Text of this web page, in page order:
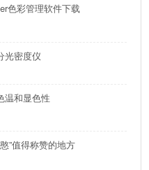
色彩管理软件下载
光密度仪
温和显色性
”值得称赞的地方